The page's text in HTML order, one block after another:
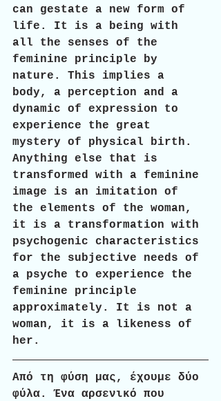
can gestate a new form of
life. It is a being with
all the senses of the
feminine principle by
nature. This implies a
body, a perception and a
dynamic of expression to
experience the great
mystery of physical birth.
Anything else that is
transformed with a feminine
image is an imitation of
the elements of the woman,
it is a transformation with
psychogenic characteristics
for the subjective needs of
a psyche to experience the
feminine principle
approximately. It is not a
woman, it is a likeness of
her.
Από τη φύση μας, έχουμε δύο
φύλα. Ένα αρσενικό που